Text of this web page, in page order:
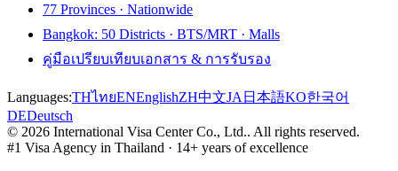
77 Provinces · Nationwide
Bangkok: 50 Districts · BTS/MRT · Malls
คู่มือเปรียบเทียบเอกสาร & การรับรอง
Languages:THไทยENEnglishZH中文JA 日本語KO한국어
DEDeutsch
© 2026 International Visa Center Co., Ltd.. All rights reserved.
#1 Visa Agency in Thailand · 14+ years of excellence